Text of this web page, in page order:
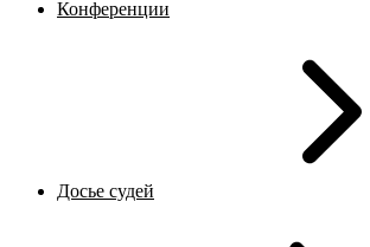
Конференции
Досье судей